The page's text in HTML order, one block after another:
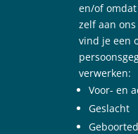
en/of omdat
zelf aan
vind je een
verwerken:
Voor- en
Geslacht